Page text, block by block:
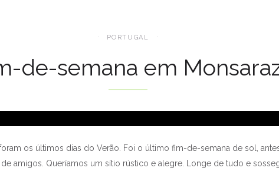
PORTUGAL
de-semana em
os últimos dias do Verão. Foi o último fim-de-semana de sol,
amigos. Queríamos um sítio rústico e alegre. Longe de tudo e